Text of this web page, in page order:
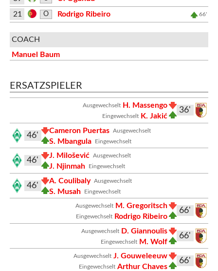
21
O Rodrigo Ribeiro 66'
COACH
Manuel Baum
ERSATZSPIELER
36'
Ausgewechselt H. Massengo
Eingewechselt K. Jakić
Ausgewechselt
Cameron Puertas
Eingewechselt
S. Mbangula
46'
Ausgewechselt
J. Milošević
Eingewechselt
J. Njinmah
46'
Ausgewechselt
A. Coulibaly
Eingewechselt
S. Musah
46'
66'
Ausgewechselt M. Gregoritsch
Eingewechselt Rodrigo Ribeiro
66'
Ausgewechselt D. Giannoulis
Eingewechselt M. Wolf
66'
Ausgewechselt J. Gouweleeuw
Eingewechselt Arthur Chaves